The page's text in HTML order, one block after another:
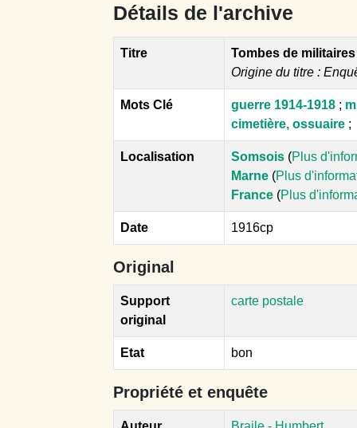
Détails de l'archive
Titre
Tombes de militaires
Origine du titre :
Mots Clé guerre 1914-1918 ;
cimetière, ossuaire ;
Localisation Somsois (Plus
Marne (Plus
France (Plus
Date 1916cp
Original
Support
original
carte postale
Etat bon
Propriété et enquête